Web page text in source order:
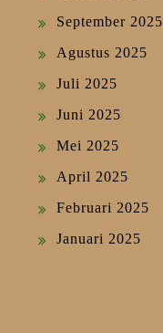
September 2025
Agustus 2025
Juli 2025
Juni 2025
Mei 2025
April 2025
Februari 2025
Januari 2025